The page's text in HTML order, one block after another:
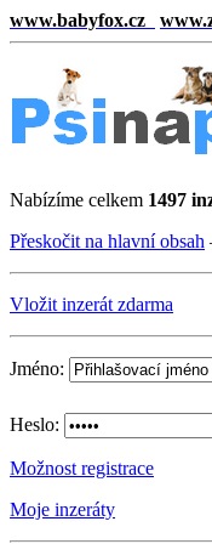
www.babyfox.cz
Nabízíme celkem 1497
Přeskočit na hlavní obsah
Vložit inzerát zdarma
Jméno:
Heslo:
Možnost registrace
Moje inzeráty